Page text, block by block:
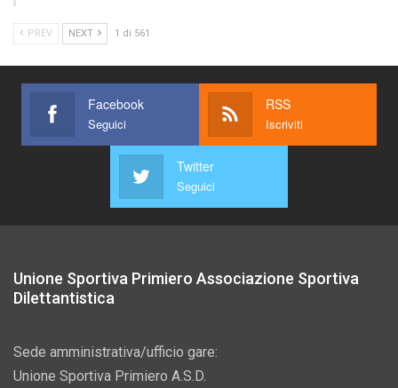
PREV NEXT 1 di 561
Facebook
Seguici
RSS
Iscriviti
Twitter
Seguici
Unione Sportiva Primiero Associazione Sportiva
Dilettantistica
Sede amministrativa/ufficio gare:
Unione Sportiva Primiero A.S.D.